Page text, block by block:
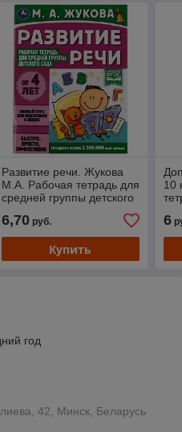
Развитие речи. Жукова
М.А. Рабочая тетрадь для
средней группы детского
6,70руб.
Купить
10
6
год
42, Минск, Беларусь